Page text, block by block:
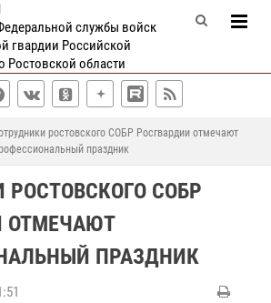
службы войск
гвардии Российской
Ростовской области
ростовского СОБР Росгвардии отмечают
праздник
РОСТОВСКОГО СОБР
ОТМЕЧАЮТ
ПРАЗДНИК